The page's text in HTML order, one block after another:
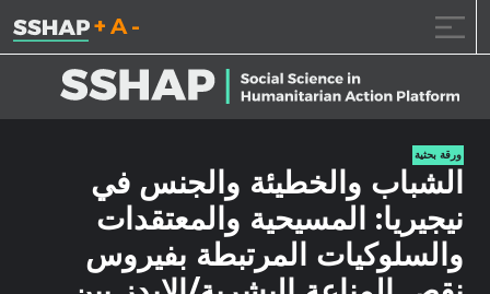
تقليل حجم الخط.
إعادة ضبط حجم
زيادة حجم
ورقة بحثية
الشباب والخطيئة والجنس في
نيجيريا: المسيحية والمعتقدات
والسلوكيات المرتبطة بفيروس